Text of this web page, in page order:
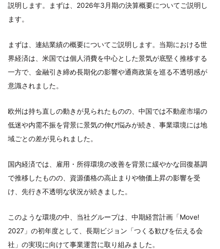
説明します。まずは、2026年3月期の決算概要についてご説明し
ます。
まずは、連結業績の概要についてご説明します。当期における世
界経済は、米国では個人消費を中心とした景気が底堅く推移する
一方で、金融引き締め長期化の影響や通商政策を巡る不透明感が
意識されました。
欧州は持ち直しの動きが見られたものの、中国では不動産市場の
低迷や内需不振を背景に景気の伸び悩みが続き、事業環境には地
域ごとの差が見られました。
国内経済では、雇用・所得環境の改善を背景に緩やかな回復基調
で推移したものの、資源価格の高止まりや物価上昇の影響を受
け、先行き不透明な状況が続きました。
このような環境の中、当社グループは、中期経営計画「Move!
2027」の初年度として、長期ビジョン「つくる歓びを伝える会
社」の実現に向けて事業運営に取り組みました。